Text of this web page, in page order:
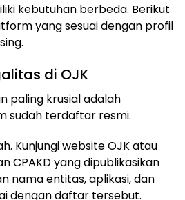
kebutuhan berbeda. Berikut
yang sesuai dengan profil
di OJK
paling krusial adalah
sudah terdaftar resmi.
Kunjungi website OJK atau
CPAKD yang dipublikasikan
nama entitas, aplikasi, dan
dengan daftar tersebut.